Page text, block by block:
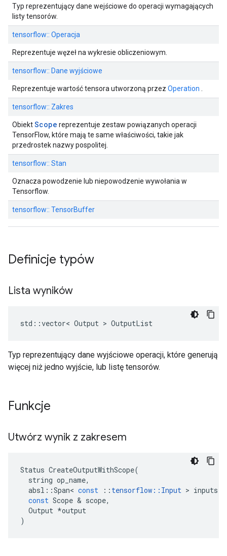
Typ reprezentujący dane wejściowe do operacji wymagających
listy tensorów.
tensorflow:: Operacja
Reprezentuje węzeł na wykresie obliczeniowym.
tensorflow:: Dane wyjściowe
Reprezentuje wartość tensora utworzoną przez Operation
tensorflow:: Zakres
ObiektScope reprezentuje zestaw powiązanych operacji
TensorFlow, które mają te same właściwości, takie jak
przedrostek nazwy pospolitej.
tensorflow:: Stan
Oznacza powodzenie lub niepowodzenie wywołania w
Tensorflow.
tensorflow:: TensorBuffer
Definicje typów
Lista wyników
std::vector< Output > OutputList
Typ reprezentujący dane wyjściowe operacji, które generują
więcej niż jedno wyjście, lub listę tensorów.
Funkcje
Utwórz wynik z zakresem
Status CreateOutputWithScope(
string op_name,
absl ::Span< const :: tensorflow :: Input > inputs
const Scope & scope,
Output *output
)